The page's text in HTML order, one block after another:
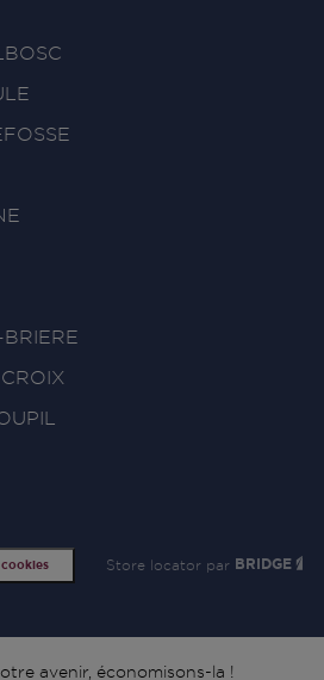
cookies Store locator par BRIDGE
avenir, économisons-la !